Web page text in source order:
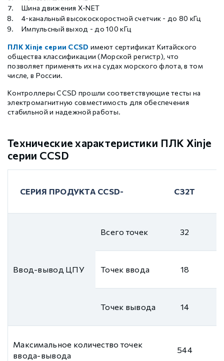
Шина движения X-NET
4-канальный высокоскоростной счетчик - до 80 кГц
Импульсный выход - до 100 кГц
ПЛК Xinje серии CCSD имеют сертификат Китайского
общества классификации (Морской регистр), что
позволяет применять их на судах морского флота, в том
числе, в России.
Контроллеры CCSD прошли соответствующие тесты на
электромагнитную совместимость для обеспечения
стабильной и надежной работы.
Технические характеристики ПЛК Xinje
серии CCSD
СЕРИЯ ПРОДУКТА CCSD- C32T
Ввод-вывод ЦПУ
Всего точек 32
Точек ввода 18
Точек вывода 14
Максимальное количество точек
ввода-вывода
544